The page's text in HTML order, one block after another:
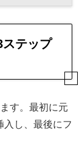
ステップ
す。最初に元
入し、最後にフ